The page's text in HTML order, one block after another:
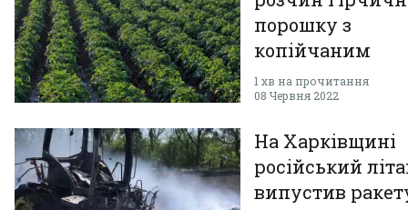
порошку з
копійчаним
компонентом
1 хв на прочитання
08 Червня 2022
На Харківщині
російський
випустив